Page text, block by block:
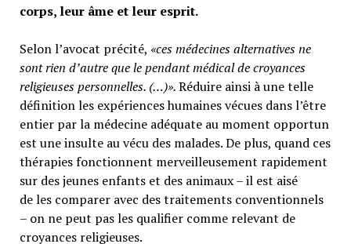
corps, leur âme et leur esprit.
Selon l’avocat précité, «ces médecines alternatives ne
sont rien d’autre que le pendant médical de croyances
religieuses personnelles. (…)».Réduire ainsi à une telle
définition les expériences humaines vécues dans l’être
entier par la médecine adéquate au moment opportun
est une insulte au vécu des malades. De plus, quand ces
thérapies fonctionnent merveilleusement rapidement
sur des jeunes enfants et des animaux – il est aisé
de les comparer avec des traitements conventionnels
– on ne peut pas les qualifier comme relevant de
croyances religieuses.